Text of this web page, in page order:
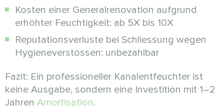
Kosten einer Generalrenovation aufgrund
erhöhter Feuchtigkeit: ab 5X bis 10X
Reputationsverluste bei Schliessung wegen
Hygieneverstössen: unbezahlbar
Fazit: Ein professioneller Kanalentfeuchter ist
keine Ausgabe, sondern eine Investition mit 1–2
Jahren Amortisation.